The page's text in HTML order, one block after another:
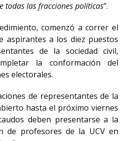
todas las fracciones políticas”.
comenzó a correr el
aspirantes a los diez puestos
de la sociedad civil,
la conformación del
electorales.
de representantes de la
hasta el próximo viernes
deben presentarse a la
de profesores de la UCV en